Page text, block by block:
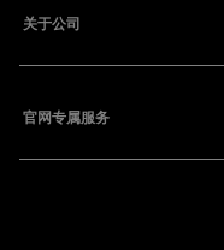
关于公司
官网专属服务